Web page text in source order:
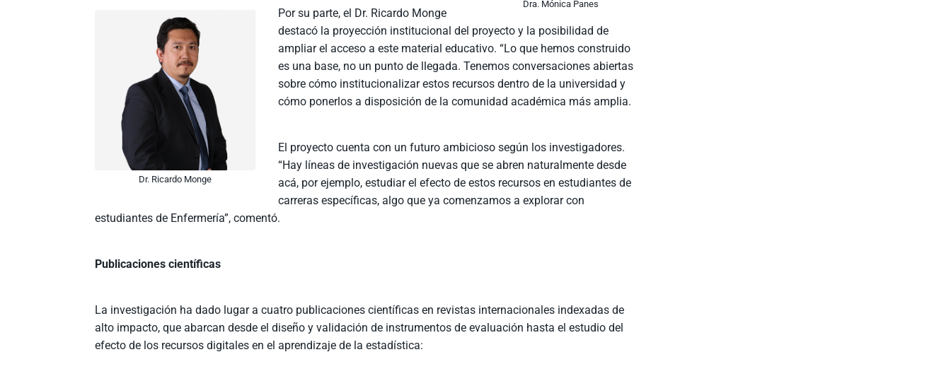
Dra. Mónica Panes
Dr. Ricardo Monge
Por su parte, el Dr. Ricardo Monge
destacó la proyección institucional del proyecto y la posibilidad de
ampliar el acceso a este material educativo. “Lo que hemos construido
es una base, no un punto de llegada. Tenemos conversaciones abiertas
sobre cómo institucionalizar estos recursos dentro de la universidad y
cómo ponerlos a disposición de la comunidad académica más amplia.
El proyecto cuenta con un futuro ambicioso según los investigadores.
“Hay líneas de investigación nuevas que se abren naturalmente desde
acá, por ejemplo, estudiar el efecto de estos recursos en estudiantes de
carreras específicas, algo que ya comenzamos a explorar con
estudiantes de Enfermería”, comentó.
Publicaciones científicas
La investigación ha dado lugar a cuatro publicaciones científicas en revistas internacionales indexadas de
alto impacto, que abarcan desde el diseño y validación de instrumentos de evaluación hasta el estudio del
efecto de los recursos digitales en el aprendizaje de la estadística: